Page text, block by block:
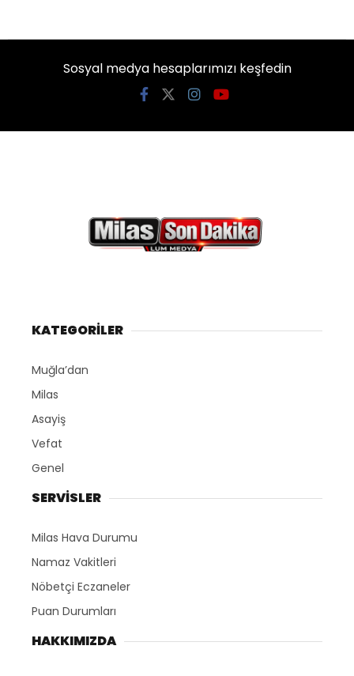
Sosyal medya hesaplarımızı keşfedin
KATEGORİLER
Muğla’dan
Milas
Asayiş
Vefat
Genel
SERVİSLER
Milas Hava Durumu
Namaz Vakitleri
Nöbetçi Eczaneler
Puan Durumları
HAKKIMIZDA